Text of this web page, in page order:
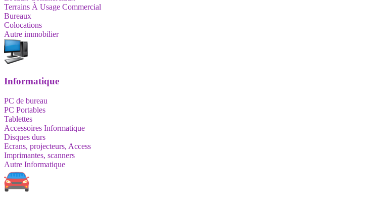
Terrains À Usage Commercial
Bureaux
Colocations
Autre immobilier
Informatique
PC de bureau
PC Portables
Tablettes
Accessoires Informatique
Disques durs
Ecrans, projecteurs, Access
Imprimantes, scanners
Autre Informatique